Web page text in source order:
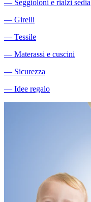
― Seggioloni e rialzi sedia
― Girelli
― Tessile
― Materassi e cuscini
― Sicurezza
― Idee regalo